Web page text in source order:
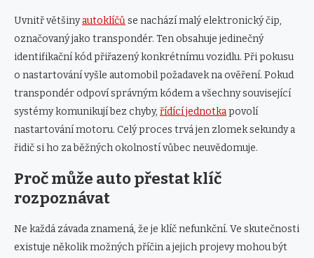
Uvnitř většinyautoklíčůse nachází malý elektronický čip,
označovaný jako transpondér. Ten obsahuje jedinečný
identifikační kód přiřazený konkrétnímu vozidlu. Při pokusu
o nastartování vyšle automobil požadavek na ověření. Pokud
transpondér odpoví správným kódem a všechny související
systémy komunikují bez chyby, řídící jednotkapovolí
nastartování motoru. Celý proces trvá jen zlomek sekundy a
řidič si ho za běžných okolností vůbec neuvědomuje.
Proč může auto přestat klíč
rozpoznávat
Ne každá závada znamená, že je klíč nefunkční. Ve skutečnosti
existuje několik možných příčin a jejich projevy mohou být